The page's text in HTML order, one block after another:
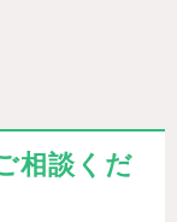
相談くだ